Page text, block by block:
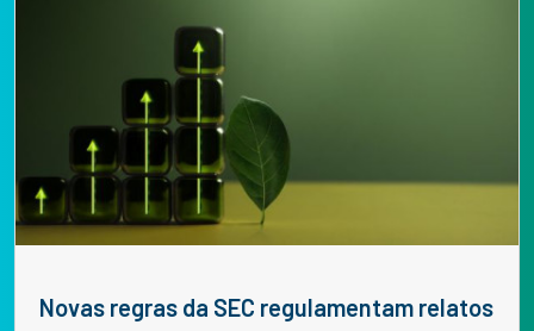
Novas regras da SEC regulamentam relatos